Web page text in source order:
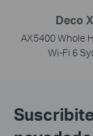
Deco
AX5400 Whole
Wi-Fi 6